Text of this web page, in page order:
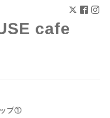
cafe
ップ①